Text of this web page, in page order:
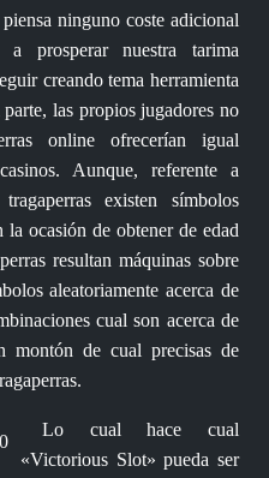
ninguno coste adicional
prosperar nuestra tarima
creando tema herramienta
las propios jugadores no
online ofrecerían igual
Aunque, referente a
existen símbolos
la ocasión de obtener de edad
resultan máquinas sobre
aleatoriamente acerca de
cual son acerca de
montón de cual precisas de
Lo cual hace cual
«Victorious Slot» pueda ser